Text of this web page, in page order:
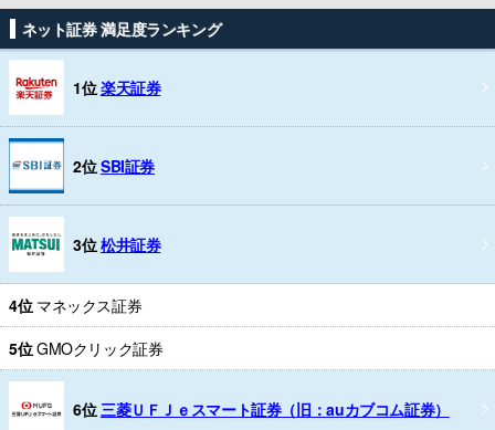
ネット証券 満足度ランキング
1位楽天証券
2位SBI証券
3位松井証券
4位 マネックス証券
5位GMOクリック証券
6位 三菱ＵＦＪｅスマート証券（旧：auカブコム証券）